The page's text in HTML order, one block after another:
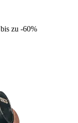
zu -60%